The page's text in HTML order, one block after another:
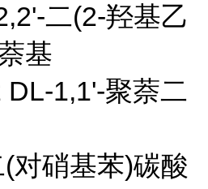
二(2-羟基乙
基
1,1'-聚萘二
对硝基苯)碳酸